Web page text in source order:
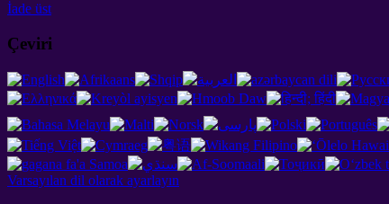
İade üst
Çeviri
Varsayılan dil olarak ayarlayın